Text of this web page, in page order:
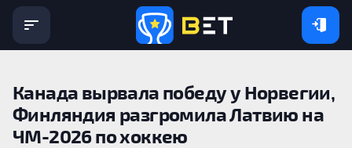
Канада вырвала победу у Норвегии,
Финляндия разгромила Латвию на
ЧМ-2026 по хоккею